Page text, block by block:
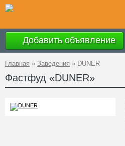
Добавить объявление
Главная » Заведения » DUNER
Фастфуд «DUNER»